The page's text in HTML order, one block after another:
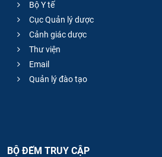
Bộ Y tế
Cục Quản lý dược
Cảnh giác dược
Thư viện
Email
Quản lý đào tạo
BỘ ĐẾM TRUY CẬP